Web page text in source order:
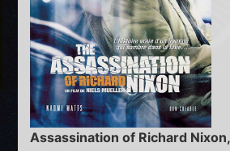
Assassination of Richard